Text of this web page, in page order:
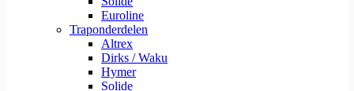
Euroline
Traponderdelen
Altrex
Dirks / Waku
Hymer
Solide